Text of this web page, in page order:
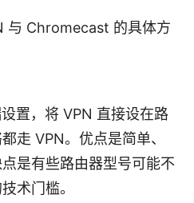
与 Chromecast 的具体方
置，将 VPN 直接设在路
走 VPN。优点是简单、
是有些路由器型号可能不
术门槛。